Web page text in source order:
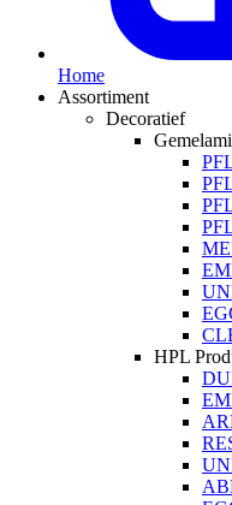
Home
Assortiment
Decoratief
HPL